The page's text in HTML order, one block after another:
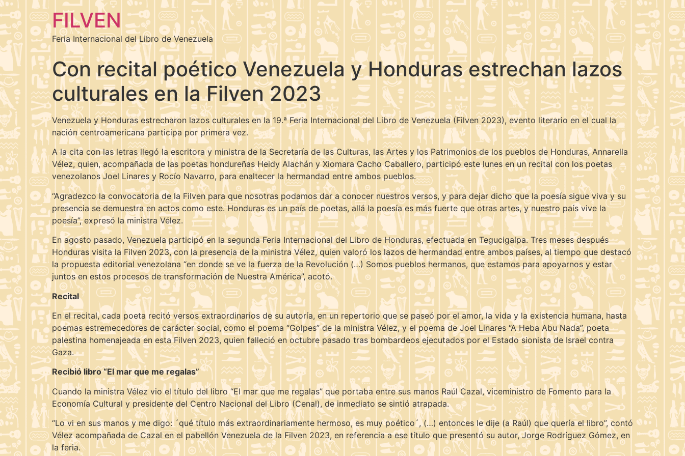
FILVEN
Feria Internacional del Libro de Venezuela
Con recital poético Venezuela y Honduras estrechan lazos
culturales en la Filven 2023
Venezuela y Honduras estrecharon lazos culturales en la 19.ª Feria Internacional del Libro de Venezuela (Filven 2023), evento literario en el cual la
nación centroamericana participa por primera vez.
A la cita con las letras llegó la escritora y ministra de la Secretaría de las Culturas, las Artes y los Patrimonios de los pueblos de Honduras, Annarella
Vélez, quien, acompañada de las poetas hondureñas Heidy Alachán y Xiomara Cacho Caballero, participó este lunes en un recital con los poetas
venezolanos Joel Linares y Rocío Navarro, para enaltecer la hermandad entre ambos pueblos.
“Agradezco la convocatoria de la Filven para que nosotras podamos dar a conocer nuestros versos, y para dejar dicho que la poesía sigue viva y su
presencia se demuestra en actos como este. Honduras es un país de poetas, allá la poesía es más fuerte que otras artes, y nuestro país vive la
poesía”, expresó la ministra Vélez.
En agosto pasado, Venezuela participó en la segunda Feria Internacional del Libro de Honduras, efectuada en Tegucigalpa. Tres meses después
Honduras visita la Filven 2023, con la presencia de la ministra Vélez, quien valoró los lazos de hermandad entre ambos países, al tiempo que destacó
la propuesta editorial venezolana “en donde se ve la fuerza de la Revolución (…) Somos pueblos hermanos, que estamos para apoyarnos y estar
juntos en estos procesos de transformación de Nuestra América”, acotó.
Recital
En el recital, cada poeta recitó versos extraordinarios de su autoría, en un repertorio que se paseó por el amor, la vida y la existencia humana, hasta
poemas estremecedores de carácter social, como el poema “Golpes” de la ministra Vélez, y el poema de Joel Linares “A Heba Abu Nada”, poeta
palestina homenajeada en esta Filven 2023, quien falleció en octubre pasado tras bombardeos ejecutados por el Estado sionista de Israel contra
Gaza.
Recibió libro “El mar que me regalas”
Cuando la ministra Vélez vio el título del libro “El mar que me regalas” que portaba entre sus manos Raúl Cazal, viceministro de Fomento para la
Economía Cultural y presidente del Centro Nacional del Libro (Cenal), de inmediato se sintió atrapada.
“Lo vi en sus manos y me digo: ´qué título más extraordinariamente hermoso, es muy poético´, (…) entonces le dije (a Raúl) que quería el libro”, contó
Vélez acompañada de Cazal en el pabellón Venezuela de la Filven 2023, en referencia a ese título que presentó su autor, Jorge Rodríguez Gómez, en
la feria.